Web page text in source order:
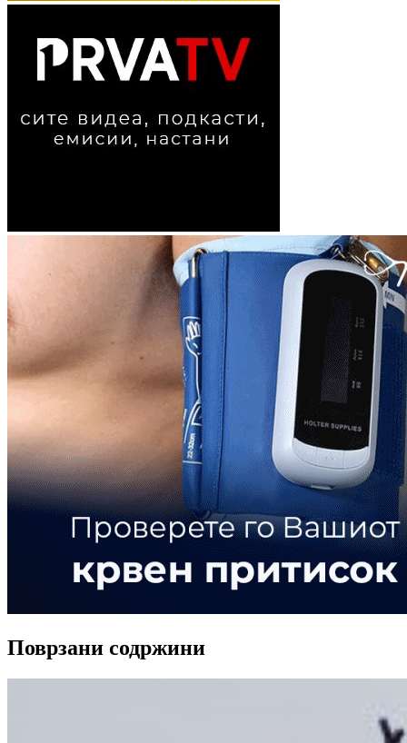
Поврзани содржини